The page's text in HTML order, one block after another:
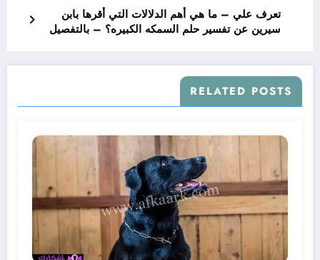
تعرف علي – ما هي أهم الدلالات التي أقرها بابن
سيرين عن تفسير حلم السمكه الكبيره؟ – بالتفصيل
RELATED POSTS